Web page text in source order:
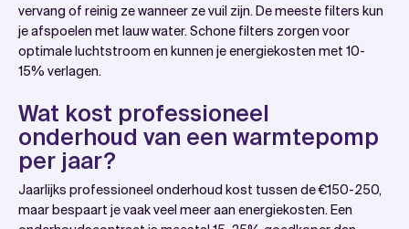
vervang of reinig ze wanneer ze vuil zijn. De meeste filters kun
je afspoelen met lauw water. Schone filters zorgen voor
optimale luchtstroom en kunnen je energiekosten met 10-
15% verlagen.
Wat kost professioneel
onderhoud van een warmtepomp
per jaar?
Jaarlijks professioneel onderhoud kost tussen de €150-250,
maar bespaart je vaak veel meer aan energiekosten. Een